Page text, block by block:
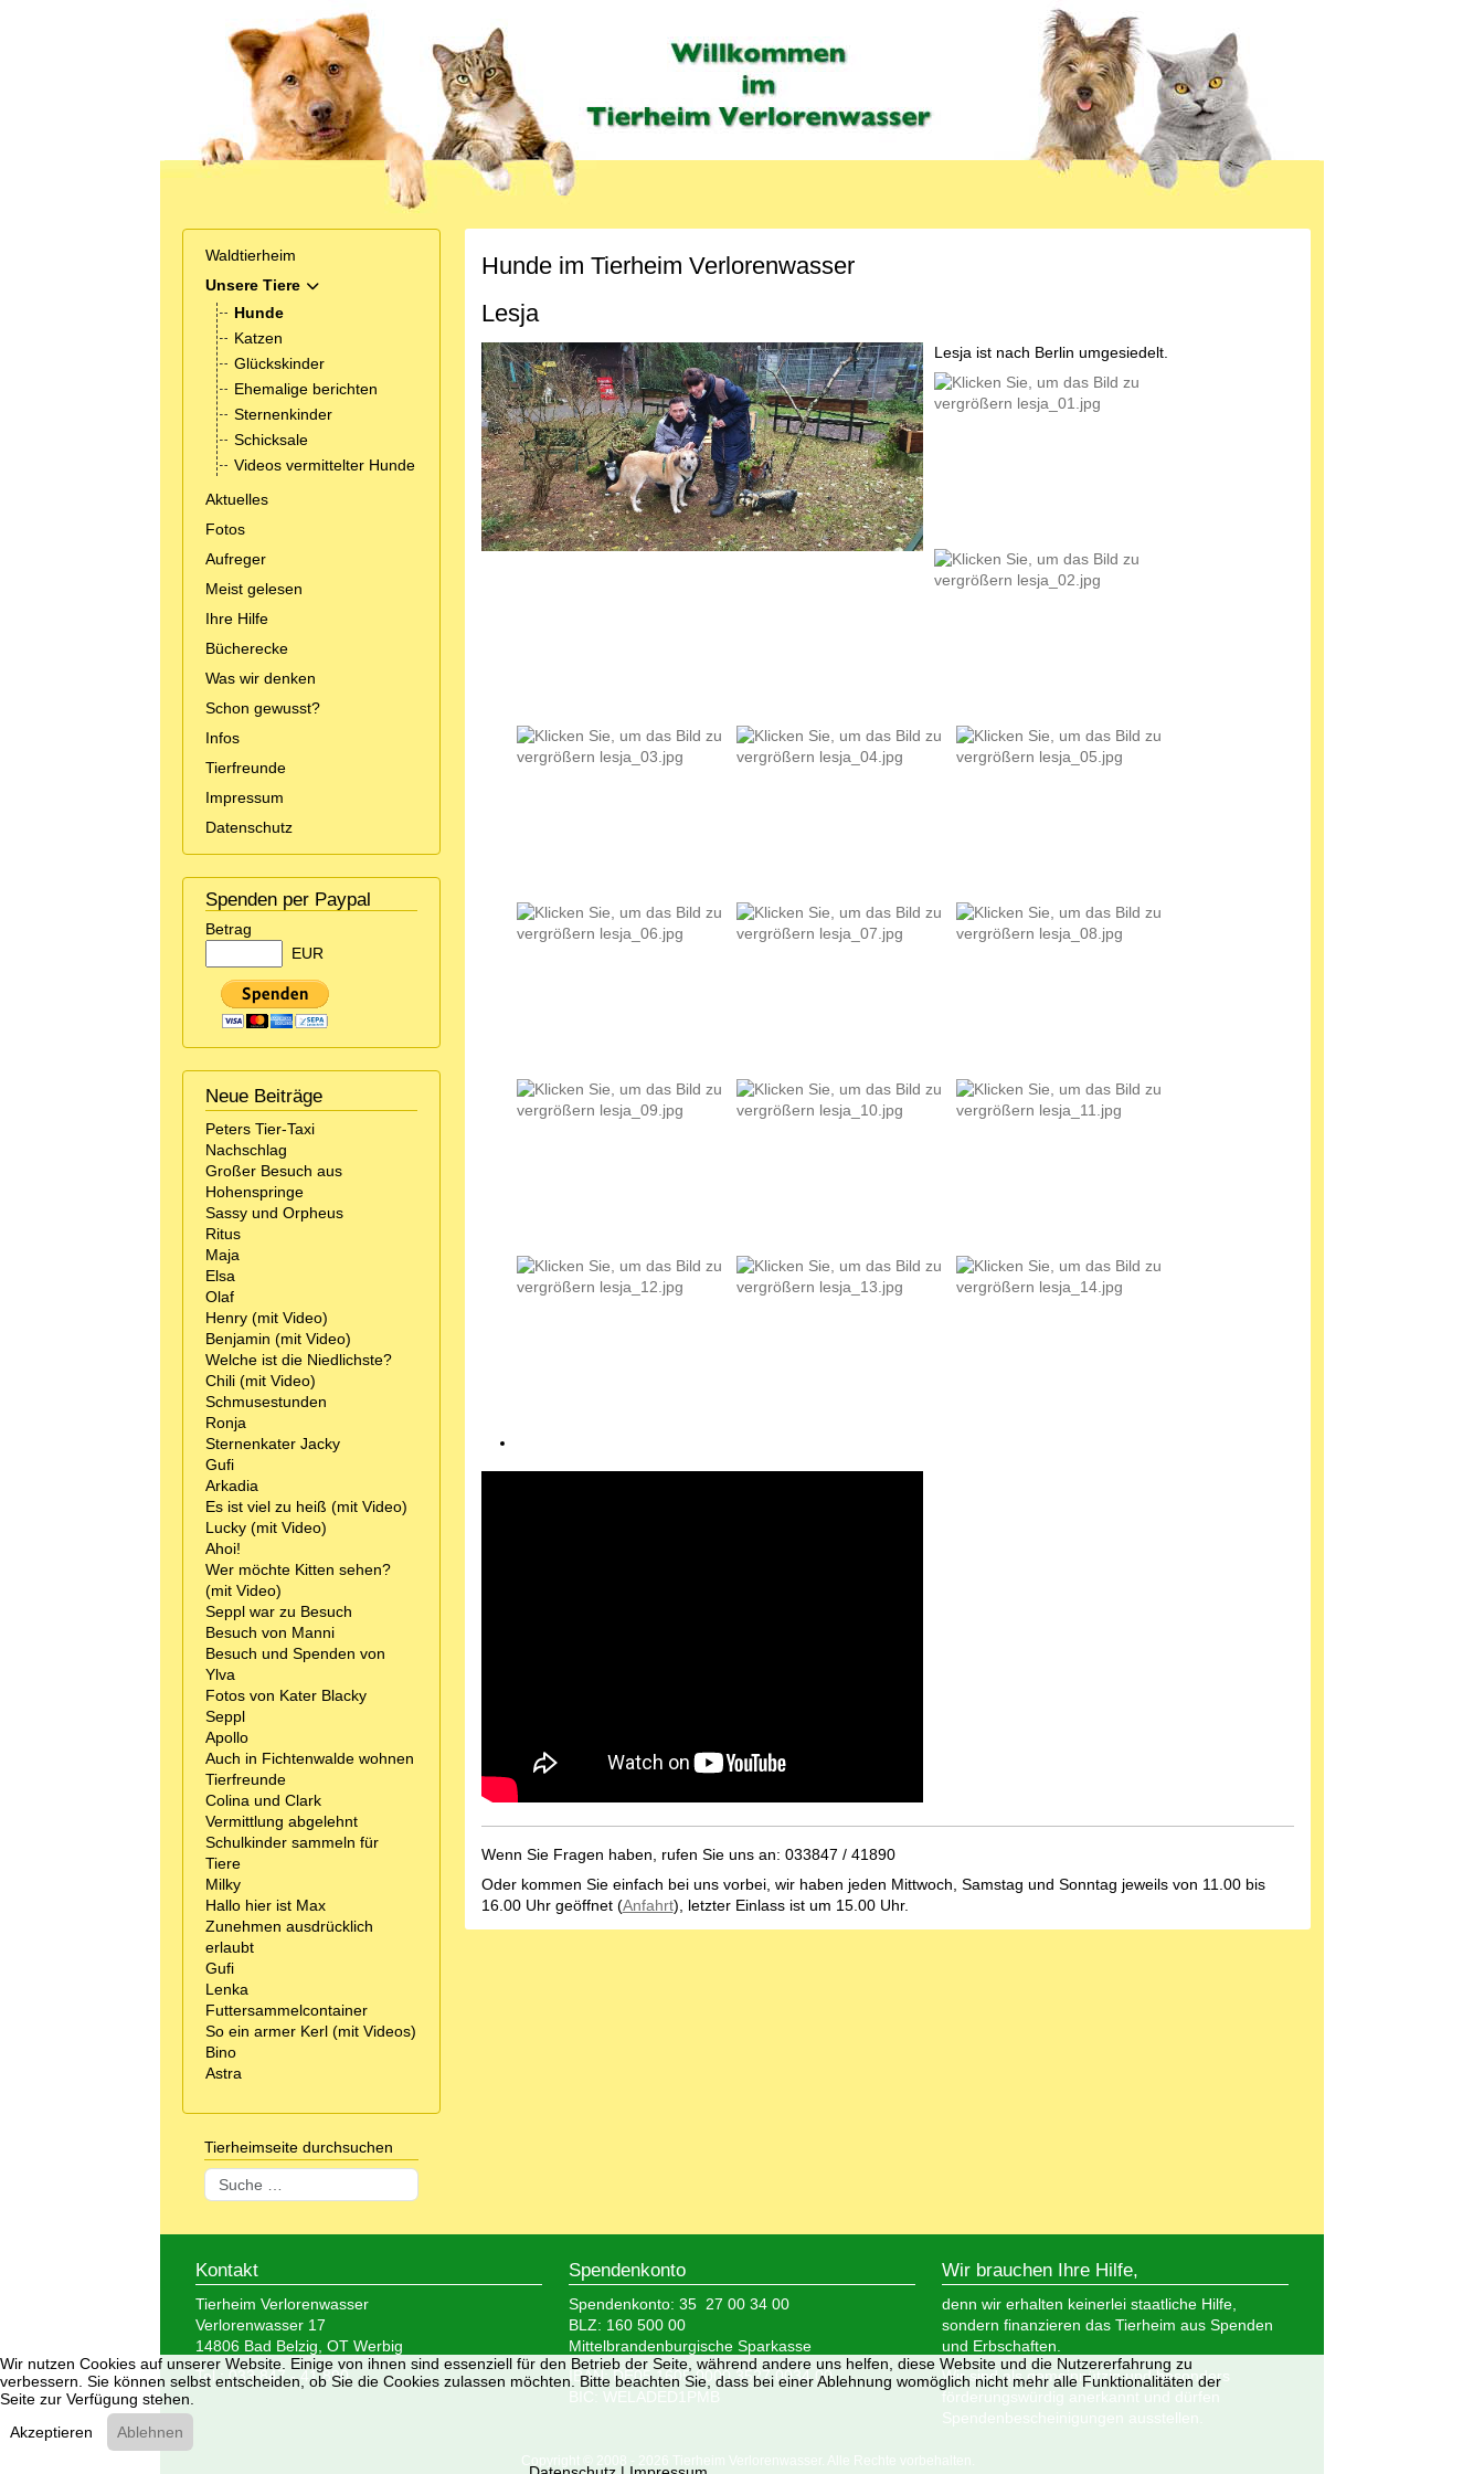
Waldtierheim
Unsere Tiere
MOD_MENU_TOGGLE_SUBMENU_LABEL
Hunde
Katzen
Glückskinder
Ehemalige berichten
Sternenkinder
Schicksale
Videos vermittelter Hunde
Aktuelles
Fotos
Aufreger
Meist gelesen
Ihre Hilfe
Bücherecke
Was wir denken
Schon gewusst?
Infos
Tierfreunde
Impressum
Datenschutz
Spenden per Paypal
Betrag
EUR
Neue Beiträge
Peters Tier-Taxi
Nachschlag
Großer Besuch aus
Hohenspringe
Sassy und Orpheus
Ritus
Maja
Elsa
Olaf
Henry (mit Video)
Benjamin (mit Video)
Welche ist die Niedlichste?
Chili (mit Video)
Schmusestunden
Ronja
Sternenkater Jacky
Gufi
Arkadia
Es ist viel zu heiß (mit Video)
Lucky (mit Video)
Ahoi!
Wer möchte Kitten sehen?
(mit Video)
Seppl war zu Besuch
Besuch von Manni
Besuch und Spenden von
Ylva
Fotos von Kater Blacky
Seppl
Apollo
Auch in Fichtenwalde wohnen
Tierfreunde
Colina und Clark
Vermittlung abgelehnt
Schulkinder sammeln für
Tiere
Milky
Hallo hier ist Max
Zunehmen ausdrücklich
erlaubt
Gufi
Lenka
Futtersammelcontainer
So ein armer Kerl (mit Videos)
Bino
Astra
Tierheimseite durchsuchen
Suchen
Hunde im Tierheim Verlorenwasser
Lesja
Lesja ist nach Berlin umgesiedelt.
Wenn Sie Fragen haben, rufen Sie uns an: 033847 / 41890
Oder kommen Sie einfach bei uns vorbei, wir haben jeden Mittwoch, Samstag und Sonntag jeweils von 11.00 bis
16.00 Uhr geöffnet (Anfahrt), letzter Einlass ist um 15.00 Uhr.
Kontakt
Tierheim Verlorenwasser
Verlorenwasser 17
14806 Bad Belzig, OT Werbig
Tel.: 033 847 - 41 890
Spendenkonto
Spendenkonto: 35 27 00 34 00
BLZ: 160 500 00
Mittelbrandenburgische Sparkasse
IBAN: DE05 1605 0000 3527 0034 00
BIC: WELADED1PMB
Wir brauchen Ihre Hilfe,
denn wir erhalten keinerlei staatliche Hilfe,
sondern finanzieren das Tierheim aus Spenden
und Erbschaften.
Wir sind als gemeinnützig und besonders
förderungswürdig anerkannt und dürfen
Spendenbescheinigungen ausstellen.
Copyright © 2008 - 2026 Tierheim Verlorenwasser. Alle Rechte vorbehalten.
Wir nutzen Cookies auf unserer Website. Einige von ihnen sind essenziell für den Betrieb der Seite, während andere uns helfen, diese Website und die Nutzererfahrung zu
verbessern. Sie können selbst entscheiden, ob Sie die Cookies zulassen möchten. Bitte beachten Sie, dass bei einer Ablehnung womöglich nicht mehr alle Funktionalitäten der
Seite zur Verfügung stehen.
Akzeptieren
Ablehnen